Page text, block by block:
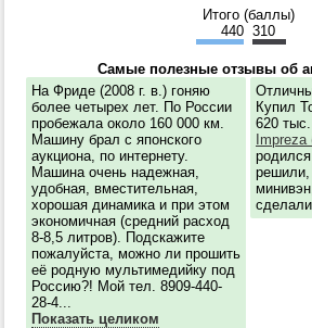
Итого (баллы)
440 310
Самые полезные отзывы об
На Фриде (2008 г. в.) гоняю
более четырех лет. По России
пробежала около 160 000 км.
Машину брал с японского
аукциона, по интернету.
Машина очень надежная,
удобная, вместительная,
хорошая динамика и при этом
экономичная (средний расход
8-8,5 литров). Подскажите
пожалуйста, можно ли прошить
её родную мультимедийку под
Россию?! Мой тел. 8909-440-
28-4...
Показать целиком
Купил
620
Impreza
решили,